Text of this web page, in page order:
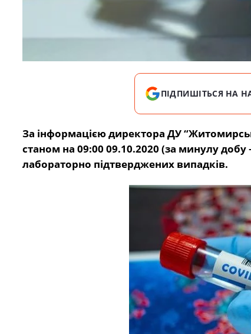
ПІДПИШІТЬСЯ НА
За інформацією директора ДУ
станом на 09:00 09.10.2020 (за минулу
лабораторно підтверджених випадків.